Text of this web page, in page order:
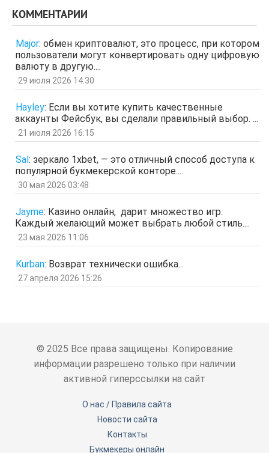
Гость
отв. цит.
Гость 26 мар 2026, 01:35
мЛЙК
ащрд
отв. цит.
Гость
отв. цит.
Гость
ЗОл
отв. цит.
Гость 5 мар 2026, 12:20
оЭЬЧ
SPPS 2 мар 2026, 16:19
ау, есть кто живой здесь?)
Гость
отв.
Гость 3 фев 2026, 04:47
КОММЕНТАРИИ
Major: обмен криптовалют, это процесс, при котором
пользователи могут конвертировать одну цифровую
валюту в другую....
29 июля 2026 14:30
Hayley: Если вы хотите купить качественные
аккаунты Фейсбук, вы сделали правильный выбор. ...
21 июля 2026 16:15
Sal : зеркало 1xbet, — это отличный способ доступа к
популярной букмекерской конторе....
30 мая 2026 03:48
Jayme: Казино онлайн, дарит множество игр.
Каждый желающий может выбрать любой стиль....
23 мая 2026 11:06
Kurban: Возврат технически ошибка...
27 апреля 2026 15:26
© 2025 Все права защищены. Копирование
информации разрешено только при наличии
активной гиперссылки на сайт
О нас / Правила сайта
Новости сайта
Контакты
Букмекеры онлайн